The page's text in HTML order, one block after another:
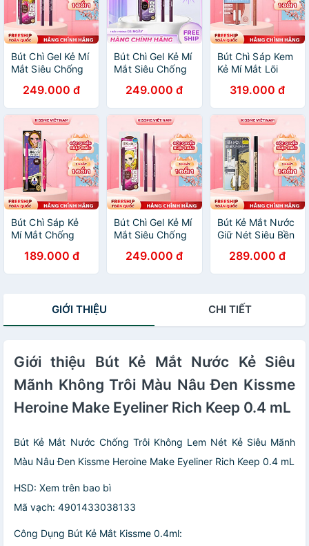
Bút Chì Gel Kẻ Mí
Mắt Siêu Chống
Màu Nâu Kissme
Heroine Make
Long Stay Sharp
Gel Liner N #02
0.08 G
249.000 đ
Bút Chì Gel Kẻ Mí
Mắt Siêu Chống
Kissme Heroine
Make Long Stay
Sharp Gel Liner N
- Màu #01 #02
249.000 đ
Bút Chì Sáp Kem
Kẻ Mí Mắt Lõi
Mịn Và Chống
Nước Kissme
Heroine Make
Soft Define
Cream Pencil
319.000 đ
Bút Chì Sáp Kẻ
Mí Mắt Chống
Nét Vẽ Tự Nhiên
Màu Nâu #02
Eyeliner 0.07 G
189.000 đ
Bút Chì Gel Kẻ Mí
Mắt Siêu Chống
Kissme Heroine
Make Long Stay
249.000 đ
Bút Kẻ Mắt Nước
Giữ Nét Siêu Bền
Màu Đen Than
Kissme Heroine
289.000 đ
GIỚI THIỆU CHI TIẾT
Giới thiệu Bút Kẻ Mắt Nước Kẻ Siêu
Mãnh Không Trôi Màu Nâu Đen Kissme
Heroine Make Eyeliner Rich Keep 0.4 mL
Bút Kẻ Mắt Nước Chống Trôi Không Lem Nét Kẻ Siêu Mãnh
Màu Nâu Đen Kissme Heroine Make Eyeliner Rich Keep 0.4 mL
HSD: Xem trên bao bì
Mã vạch: 4901433038133
Công Dụng Bút Kẻ Mắt Kissme 0.4ml: